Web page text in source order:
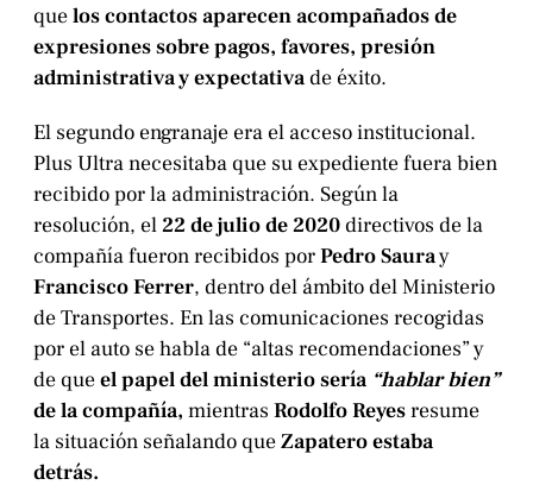
quelos contactos aparecen acompañados de
expresiones sobre pagos, favores, presión
administrativa y expectativade éxito.
El segundo engranaje era el acceso institucional.
Plus Ultra necesitaba que su expediente fuera bien
recibido por la administración. Según la
resolución, el22 de julio de 2020directivos de la
compañía fueron recibidos porPedro Sauray
Francisco Ferrer, dentro del ámbito del Ministerio
de Transportes. En las comunicaciones recogidas
por el auto se habla de “altas recomendaciones” y
de queel papel del ministerio sería “hablar bien”
de la compañía, mientras Rodolfo Reyesresume
la situación señalando queZapatero estaba
detrás.